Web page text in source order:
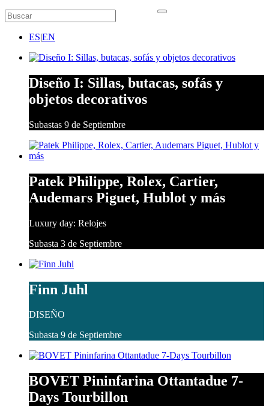
ES|EN
Diseño I: Sillas, butacas, sofás y
objetos decorativos
Subastas 9 de Septiembre
Patek Philippe, Rolex, Cartier,
Audemars Piguet, Hublot y más
Luxury day: Relojes
Subasta 3 de Septiembre
Finn Juhl
DISEÑO
Subasta 9 de Septiembre
BOVET Pininfarina Ottantadue 7-
Days Tourbillon